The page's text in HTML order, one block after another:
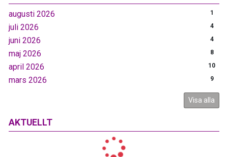
augusti 2026 1
juli 2026 4
juni 2026 4
maj 2026 8
april 2026 10
mars 2026 9
Visa alla
AKTUELLT